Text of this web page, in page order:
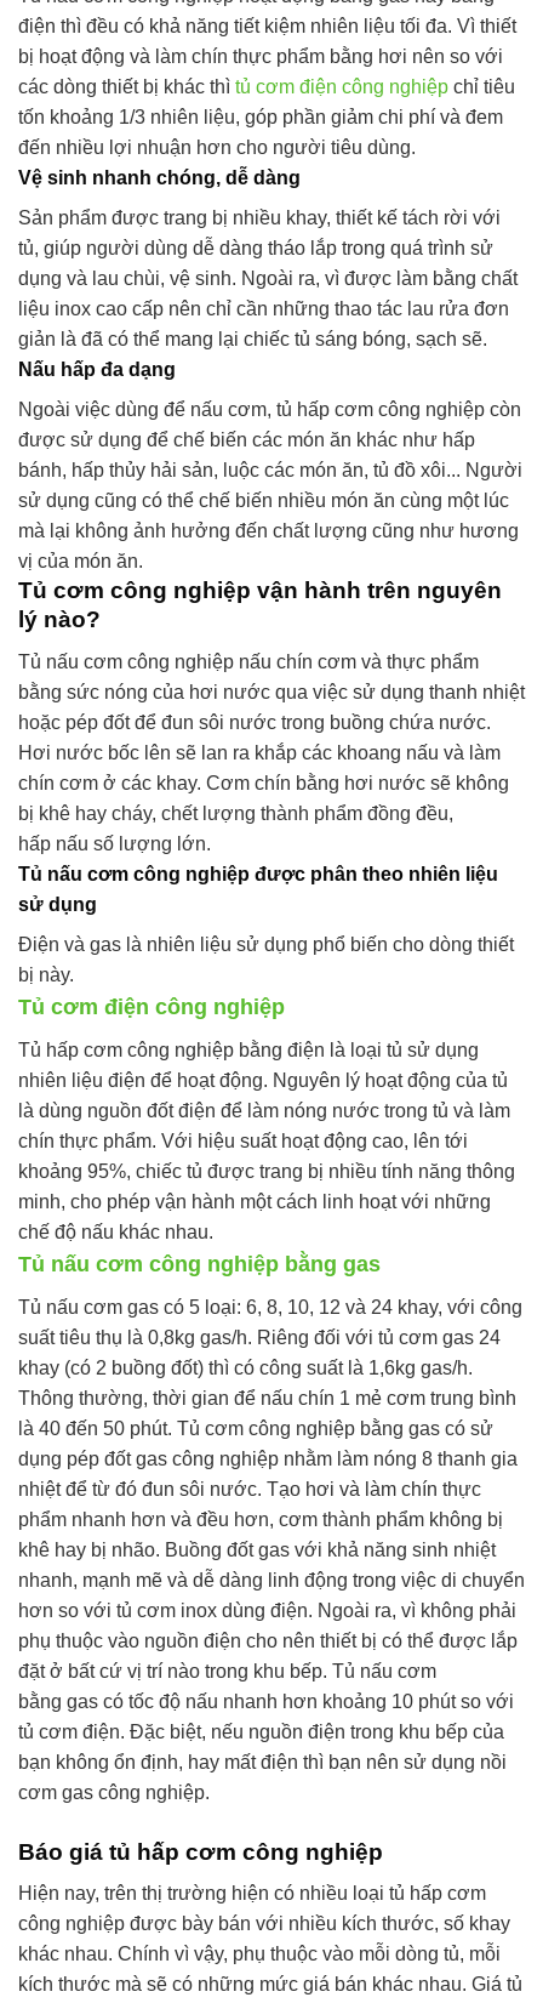
điện thì đều có khả năng tiết kiệm nhiên liệu tối đa. Vì thiết
bị hoạt động và làm chín thực phẩm bằng hơi nên so với
các dòng thiết bị khác thì tủ cơm điện công nghiệp chỉ tiêu
tốn khoảng 1/3 nhiên liệu, góp phần giảm chi phí và đem
đến nhiều lợi nhuận hơn cho người tiêu dùng.
Vệ sinh nhanh chóng, dễ dàng
Sản phẩm được trang bị nhiều khay, thiết kế tách rời với
tủ, giúp người dùng dễ dàng tháo lắp trong quá trình sử
dụng và lau chùi, vệ sinh. Ngoài ra, vì được làm bằng chất
liệu inox cao cấp nên chỉ cần những thao tác lau rửa đơn
giản là đã có thể mang lại chiếc tủ sáng bóng, sạch sẽ.
Nấu hấp đa dạng
Ngoài việc dùng để nấu cơm, tủ hấp cơm công nghiệp còn
được sử dụng để chế biến các món ăn khác như hấp
bánh, hấp thủy hải sản, luộc các món ăn, tủ đồ xôi... Người
sử dụng cũng có thể chế biến nhiều món ăn cùng một lúc
mà lại không ảnh hưởng đến chất lượng cũng như hương
vị của món ăn.
Tủ cơm công nghiệp vận hành trên nguyên
lý nào?
Tủ nấu cơm công nghiệp nấu chín cơm và thực phẩm
bằng sức nóng của hơi nước qua việc sử dụng thanh nhiệt
hoặc pép đốt để đun sôi nước trong buồng chứa nước.
Hơi nước bốc lên sẽ lan ra khắp các khoang nấu và làm
chín cơm ở các khay. Cơm chín bằng hơi nước sẽ không
bị khê hay cháy, chết lượng thành phẩm đồng đều,
hấp nấu số lượng lớn.
Tủ nấu cơm công nghiệp được phân theo nhiên liệu
sử dụng
Điện và gas là nhiên liệu sử dụng phổ biến cho dòng thiết
bị này.
Tủ cơm điện công nghiệp
Tủ hấp cơm công nghiệp bằng điện là loại tủ sử dụng
nhiên liệu điện để hoạt động. Nguyên lý hoạt động của tủ
là dùng nguồn đốt điện để làm nóng nước trong tủ và làm
chín thực phẩm. Với hiệu suất hoạt động cao, lên tới
khoảng 95%, chiếc tủ được trang bị nhiều tính năng thông
minh, cho phép vận hành một cách linh hoạt với những
chế độ nấu khác nhau.
Tủ nấu cơm công nghiệp bằng gas
Tủ nấu cơm gas có 5 loại: 6, 8, 10, 12 và 24 khay, với công
suất tiêu thụ là 0,8kg gas/h. Riêng đối với tủ cơm gas 24
khay (có 2 buồng đốt) thì có công suất là 1,6kg gas/h.
Thông thường, thời gian để nấu chín 1 mẻ cơm trung bình
là 40 đến 50 phút. Tủ cơm công nghiệp bằng gas có sử
dụng pép đốt gas công nghiệp nhằm làm nóng 8 thanh gia
nhiệt để từ đó đun sôi nước. Tạo hơi và làm chín thực
phẩm nhanh hơn và đều hơn, cơm thành phẩm không bị
khê hay bị nhão. Buồng đốt gas với khả năng sinh nhiệt
nhanh, mạnh mẽ và dễ dàng linh động trong việc di chuyển
hơn so với tủ cơm inox dùng điện. Ngoài ra, vì không phải
phụ thuộc vào nguồn điện cho nên thiết bị có thể được lắp
đặt ở bất cứ vị trí nào trong khu bếp. Tủ nấu cơm
bằng gas có tốc độ nấu nhanh hơn khoảng 10 phút so với
tủ cơm điện. Đặc biệt, nếu nguồn điện trong khu bếp của
bạn không ổn định, hay mất điện thì bạn nên sử dụng nồi
cơm gas công nghiệp.
Báo giá tủ hấp cơm công nghiệp
Hiện nay, trên thị trường hiện có nhiều loại tủ hấp cơm
công nghiệp được bày bán với nhiều kích thước, số khay
khác nhau. Chính vì vậy, phụ thuộc vào mỗi dòng tủ, mỗi
kích thước mà sẽ có những mức giá bán khác nhau. Giá tủ